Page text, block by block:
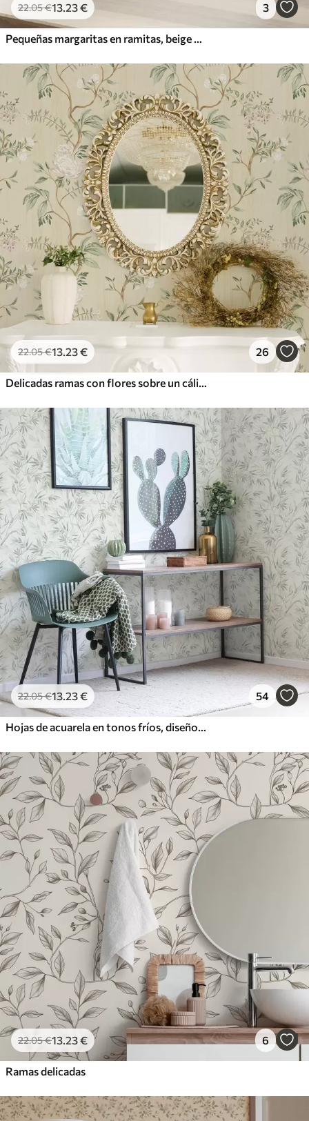
22.05€13.23€ 3
Pequeñas margaritas en ramitas, beige cálido
22.05€13.23€ 26
Delicadas ramas con flores sobre un cálido fondo color crema
22.05€13.23€ 54
Hojas de acuarela en tonos fríos, diseño minimalista
22.05€13.23€ 6
Ramas delicadas